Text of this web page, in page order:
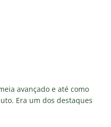
avançado e até como
Era um dos destaques